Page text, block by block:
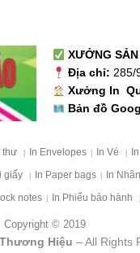
XƯỞNG
Địa chỉ: 285/
Xưởng In
Bản đồ
thư In Envelopes In Vé
giấy In Paper bags In
notes In Phiếu bảo hành
Copyright © 2019
Hiệu – All Rights